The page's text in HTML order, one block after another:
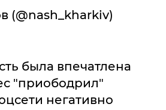
(@nash_kharkiv)
была впечатлена
"приободрил"
негативно